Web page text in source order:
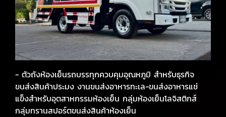
- ตัวถังห้องเย็นรถบรรทุกควบคุมอุณหภูมิ สำหรับธุรกิจ
ขนส่งสินค้าประมง งานขนส่งอาหารทะเล-ขนส่งอาหารแช่
แข็งสำหรับอุตสาหกรรมห้องเย็น กลุ่มห้องเย็นโลจิสติกส์
กลุ่มทรานสปอร์ตขนส่งสินค้าห้องเย็น